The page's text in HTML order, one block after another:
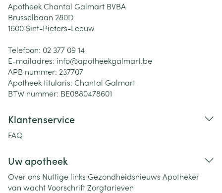
Apotheek Chantal Galmart BVBA
Brusselbaan 280D
1600 Sint-Pieters-Leeuw
Telefoon: 02 377 09 14
E-mailadres: info@apotheekgalmart.be
APB nummer: 237707
Apotheek titularis: Chantal Galmart
BTW nummer: BE0880478601
Klantenservice
FAQ
Uw apotheek
Over ons Nuttige links Gezondheidsnieuws Apotheker
van wachtVoorschriftZorgtarieven